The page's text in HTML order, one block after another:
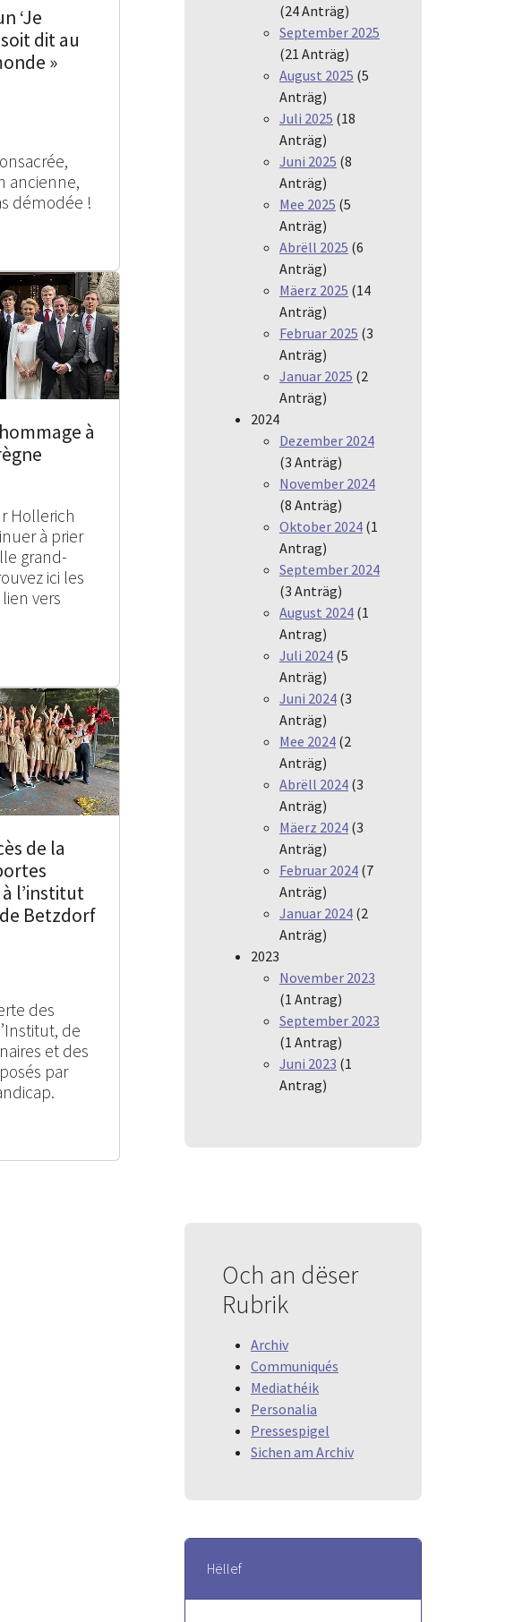
‘Je
soit dit au
»
ancienne,
démodée !
à
Hollerich
à prier
grand-
ici les
vers
de la
l’institut
Betzdorf
des
de
et des
par
(24 Anträg)
September 2025
(21 Anträg)
August 2025 (5
Anträg)
Juli 2025 (18
Anträg)
Juni 2025 (8
Anträg)
Mee 2025 (5
Anträg)
Abrëll 2025 (6
Anträg)
Mäerz 2025 (14
Anträg)
Februar 2025 (3
Anträg)
Januar 2025 (2
Anträg)
2024
Dezember 2024
(3 Anträg)
November 2024
(8 Anträg)
Oktober 2024 (1
Antrag)
September 2024
(3 Anträg)
August 2024 (1
Antrag)
Juli 2024 (5
Anträg)
Juni 2024 (3
Anträg)
Mee 2024 (2
Anträg)
Abrëll 2024 (3
Anträg)
Mäerz 2024 (3
Anträg)
Februar 2024 (7
Anträg)
Januar 2024 (2
Anträg)
2023
November 2023
(1 Antrag)
September 2023
(1 Antrag)
Juni 2023 (1
Antrag)
Och an dëser
Rubrik
Archiv
Communiqués
Mediathéik
Personalia
Pressespigel
Sichen am Archiv
Hëllef